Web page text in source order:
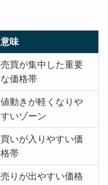
意味
売買が集中した重要
な価格帯
値動きが軽くなりや
すいゾーン
買いが入りやすい価
格帯
売りが出やすい価格